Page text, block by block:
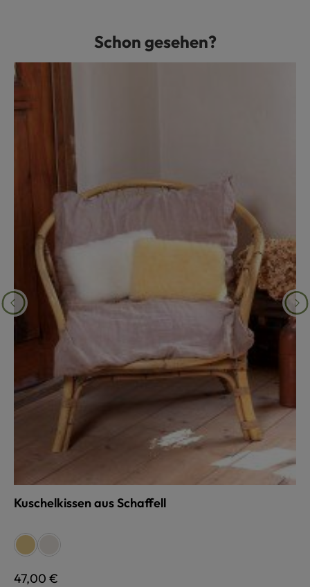
Produktgalerie überspringenSchon gesehen?
Kuschelkissen aus Schaffell
Farbe auswählen
relugan gegerbt, gelblich
pflanzlich gegerbt, weiß
Regulärer Preis:
47,00 €